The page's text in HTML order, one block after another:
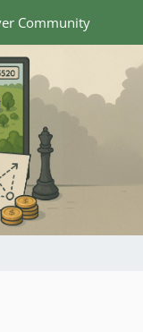
Community